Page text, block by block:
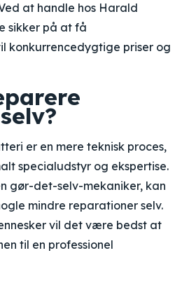
at handle hos Harald
sikker på at få
konkurrencedygtige priser og
er en mere teknisk proces,
specialudstyr og ekspertise.
gør-det-selv-mekaniker, kan
mindre reparationer selv.
vil det være bedst at
til en professionel